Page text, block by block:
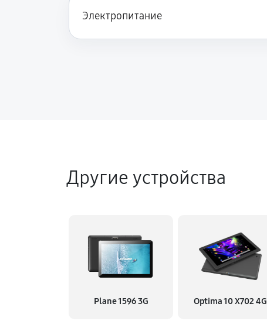
Электропитание
Другие устройства
Plane 1596 3G Optima 10 X702 4G